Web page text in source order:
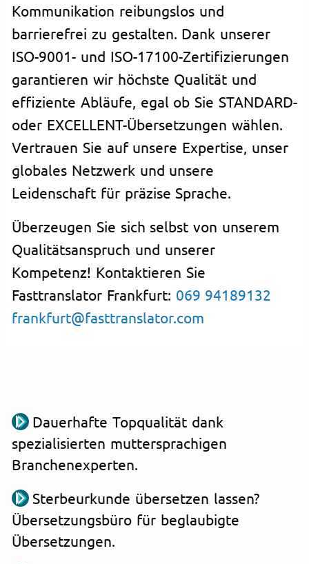
Kommunikation reibungslos und
barrierefrei zu gestalten. Dank unserer
ISO-9001- und ISO-17100-Zertifizierungen
garantieren wir höchste Qualität und
effiziente Abläufe, egal ob Sie STANDARD-
oder EXCELLENT-Übersetzungen wählen.
Vertrauen Sie auf unsere Expertise, unser
globales Netzwerk und unsere
Leidenschaft für präzise Sprache.
Überzeugen Sie sich selbst von unserem
Qualitätsanspruch und unserer
Kompetenz! Kontaktieren Sie
Fasttranslator Frankfurt: 069 94189132
frankfurt@fasttranslator.com
Dauerhafte Topqualität dank
spezialisierten muttersprachigen
Branchenexperten.
Sterbeurkunde übersetzen lassen?
Übersetzungsbüro für beglaubigte
Übersetzungen.